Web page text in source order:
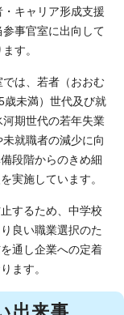
・キャリア形成支援
参事官室に出向して
す。
では、若者（おおむ
歳未満）世代及び就
河期世代の若年失業
未就職者の減少に向
段階からのきめ細
実施しています。
するため、中学校
良い職業選択のた
通し企業への定着
ます。